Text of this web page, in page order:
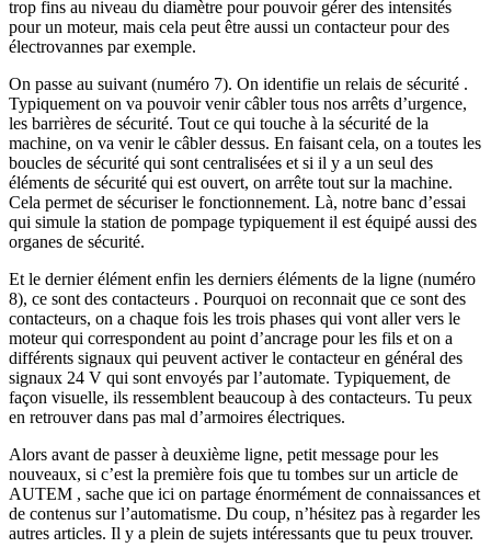
trop fins au niveau du diamètre pour pouvoir gérer des intensités
pour un moteur, mais cela peut être aussi un contacteur pour des
électrovannes par exemple.
On passe au suivant (numéro 7). On identifie un relais de sécurité .
Typiquement on va pouvoir venir câbler tous nos arrêts d’urgence,
les barrières de sécurité. Tout ce qui touche à la sécurité de la
machine, on va venir le câbler dessus. En faisant cela, on a toutes les
boucles de sécurité qui sont centralisées et si il y a un seul des
éléments de sécurité qui est ouvert, on arrête tout sur la machine.
Cela permet de sécuriser le fonctionnement. Là, notre banc d’essai
qui simule la station de pompage typiquement il est équipé aussi des
organes de sécurité.
Et le dernier élément enfin les derniers éléments de la ligne (numéro
8), ce sont des contacteurs . Pourquoi on reconnait que ce sont des
contacteurs, on a chaque fois les trois phases qui vont aller vers le
moteur qui correspondent au point d’ancrage pour les fils et on a
différents signaux qui peuvent activer le contacteur en général des
signaux 24 V qui sont envoyés par l’automate. Typiquement, de
façon visuelle, ils ressemblent beaucoup à des contacteurs. Tu peux
en retrouver dans pas mal d’armoires électriques.
Alors avant de passer à deuxième ligne, petit message pour les
nouveaux, si c’est la première fois que tu tombes sur un article de
AUTEM , sache que ici on partage énormément de connaissances et
de contenus sur l’automatisme. Du coup, n’hésitez pas à regarder les
autres articles. Il y a plein de sujets intéressants que tu peux trouver.